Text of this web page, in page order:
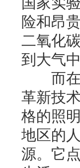
险和昂
二氧化
到大气
而
革新技
格的照
地区的
源。它